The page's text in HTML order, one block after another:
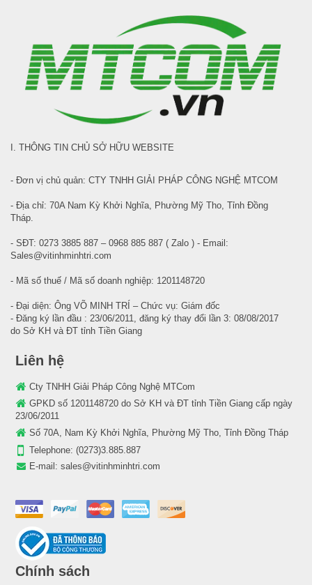
I. THÔNG TIN CHỦ SỞ HỮU WEBSITE
- Đơn vị chủ quản: CTY TNHH GIẢI PHÁP CÔNG NGHỆ MTCOM
- Địa chỉ: 70A Nam Kỳ Khởi Nghĩa, Phường Mỹ Tho, Tỉnh Đồng
Tháp.
- SĐT: 0273 3885 887 – 0968 885 887 ( Zalo ) - Email:
Sales@vitinhminhtri.com
- Mã số thuế / Mã số doanh nghiệp: 1201148720
- Đại diện: Ông VÕ MINH TRÍ – Chức vụ: Giám đốc
- Đăng ký lần đầu : 23/06/2011, đăng ký thay đổi lần 3: 08/08/2017
do Sở KH và ĐT tỉnh Tiền Giang
Liên hệ
Cty TNHH Giải Pháp Công Nghệ MTCom
GPKD số 1201148720 do Sở KH và ĐT tỉnh Tiền Giang cấp ngày
23/06/2011
Số 70A, Nam Kỳ Khởi Nghĩa, Phường Mỹ Tho, Tỉnh Đồng Tháp
Telephone: (0273)3.885.887
E-mail: sales@vitinhminhtri.com
Chính sách